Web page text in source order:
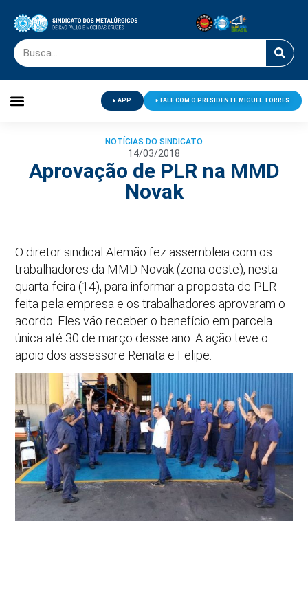
APP FALE COM O PRESIDENTE MIGUEL TORRES
NOTÍCIAS DO SINDICATO
14/03/2018
Aprovação de PLR na MMD
Novak
O diretor sindical Alemão fez assembleia com os
trabalhadores da MMD Novak (zona oeste), nesta
quarta-feira (14), para informar a proposta de PLR
feita pela empresa e os trabalhadores aprovaram o
acordo. Eles vão receber o benefício em parcela
única até 30 de março desse ano. A ação teve o
apoio dos assessore Renata e Felipe.